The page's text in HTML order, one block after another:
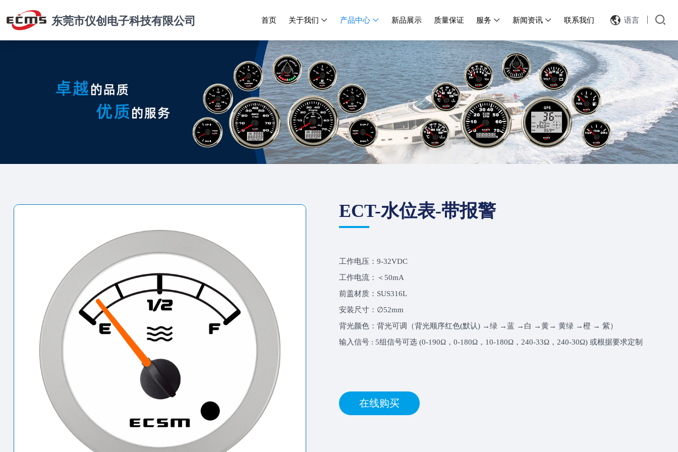
东莞市仪创电子科技有限公司 首页 关于我们  产品中心  新品展示 质量保证 服务  新闻资讯  联系我们 语言
ECT-水位表-带报警
工作电压：9-32VDC
工作电流：＜50mA
前盖材质：SUS316L
安装尺寸：∅52mm
背光颜色：背光可调（背光顺序红色(默认) →绿 →蓝 →白 →黄→ 黄绿 →橙 → 紫）
输入信号 : 5组信号可选 (0-190Ω，0-180Ω，10-180Ω，240-33Ω，240-30Ω) 或根据要求定制
在线购买